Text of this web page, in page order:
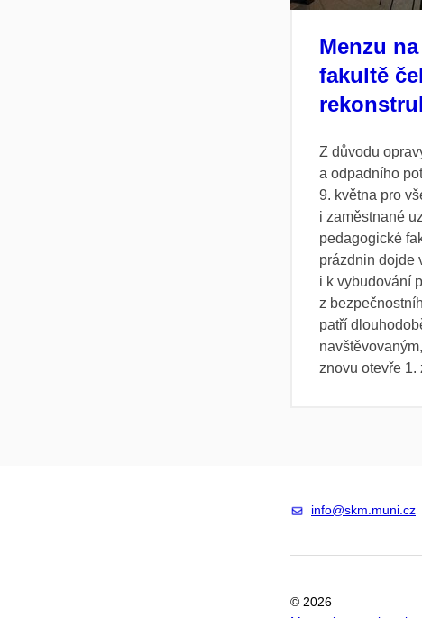
Menzu
fakultě
Z důvodu
a odpadního
9. května pro
i zaměstnané
pedagogické
prázdnin dojde
i k vybudování
z
patří
znovu otevře 1.
info@skm.muni.cz
© 2026